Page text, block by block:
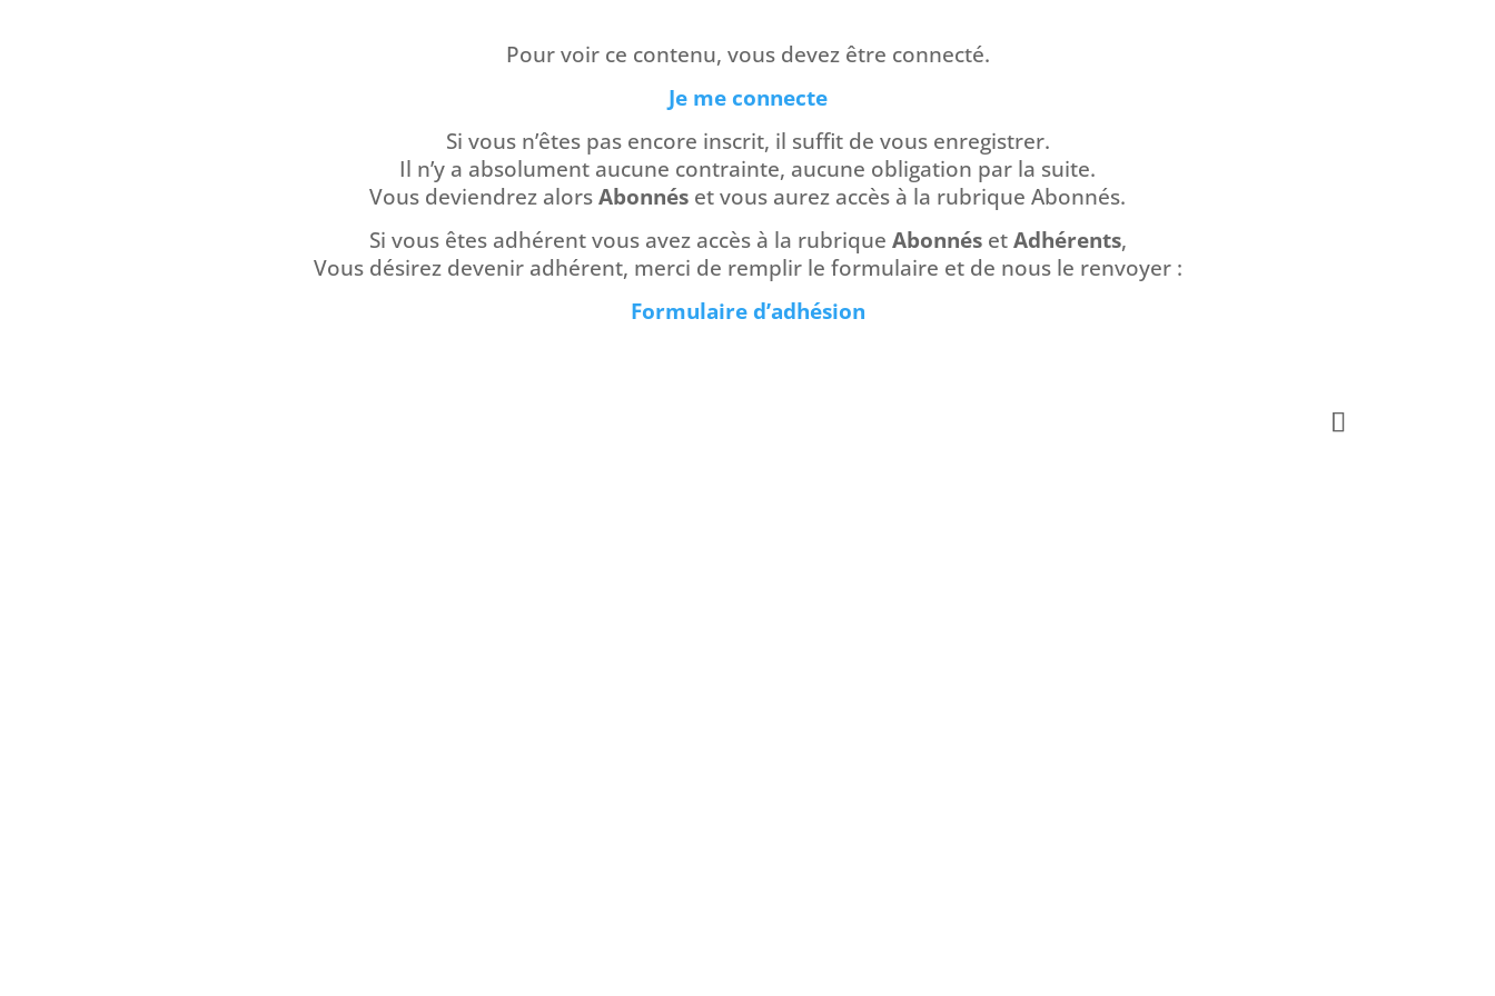
Pour voir ce contenu, vous devez être connecté.
Je me connecte
Si vous n’êtes pas encore inscrit, il suffit de vous enregistrer.
Il n’y a absolument aucune contrainte, aucune obligation par la suite.
Vous deviendrez alors Abonnés et vous aurez accès à la rubrique Abonnés.
Si vous êtes adhérent vous avez accès à la rubrique Abonnéset Adhérents,
Vous désirez devenir adhérent, merci de remplir le formulaire et de nous le renvoyer :
Formulaire d’adhésion